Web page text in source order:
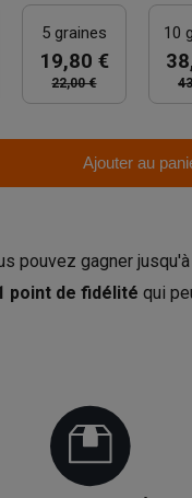
5 graines
19,80 €
22,00 €
10
Ajouter au
pouvez gagner jusqu'à
point de fidélité qui